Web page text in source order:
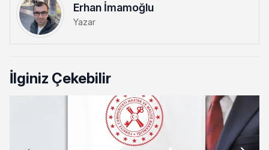
Erhan İmamoğlu
Yazar
İlginiz Çekebilir